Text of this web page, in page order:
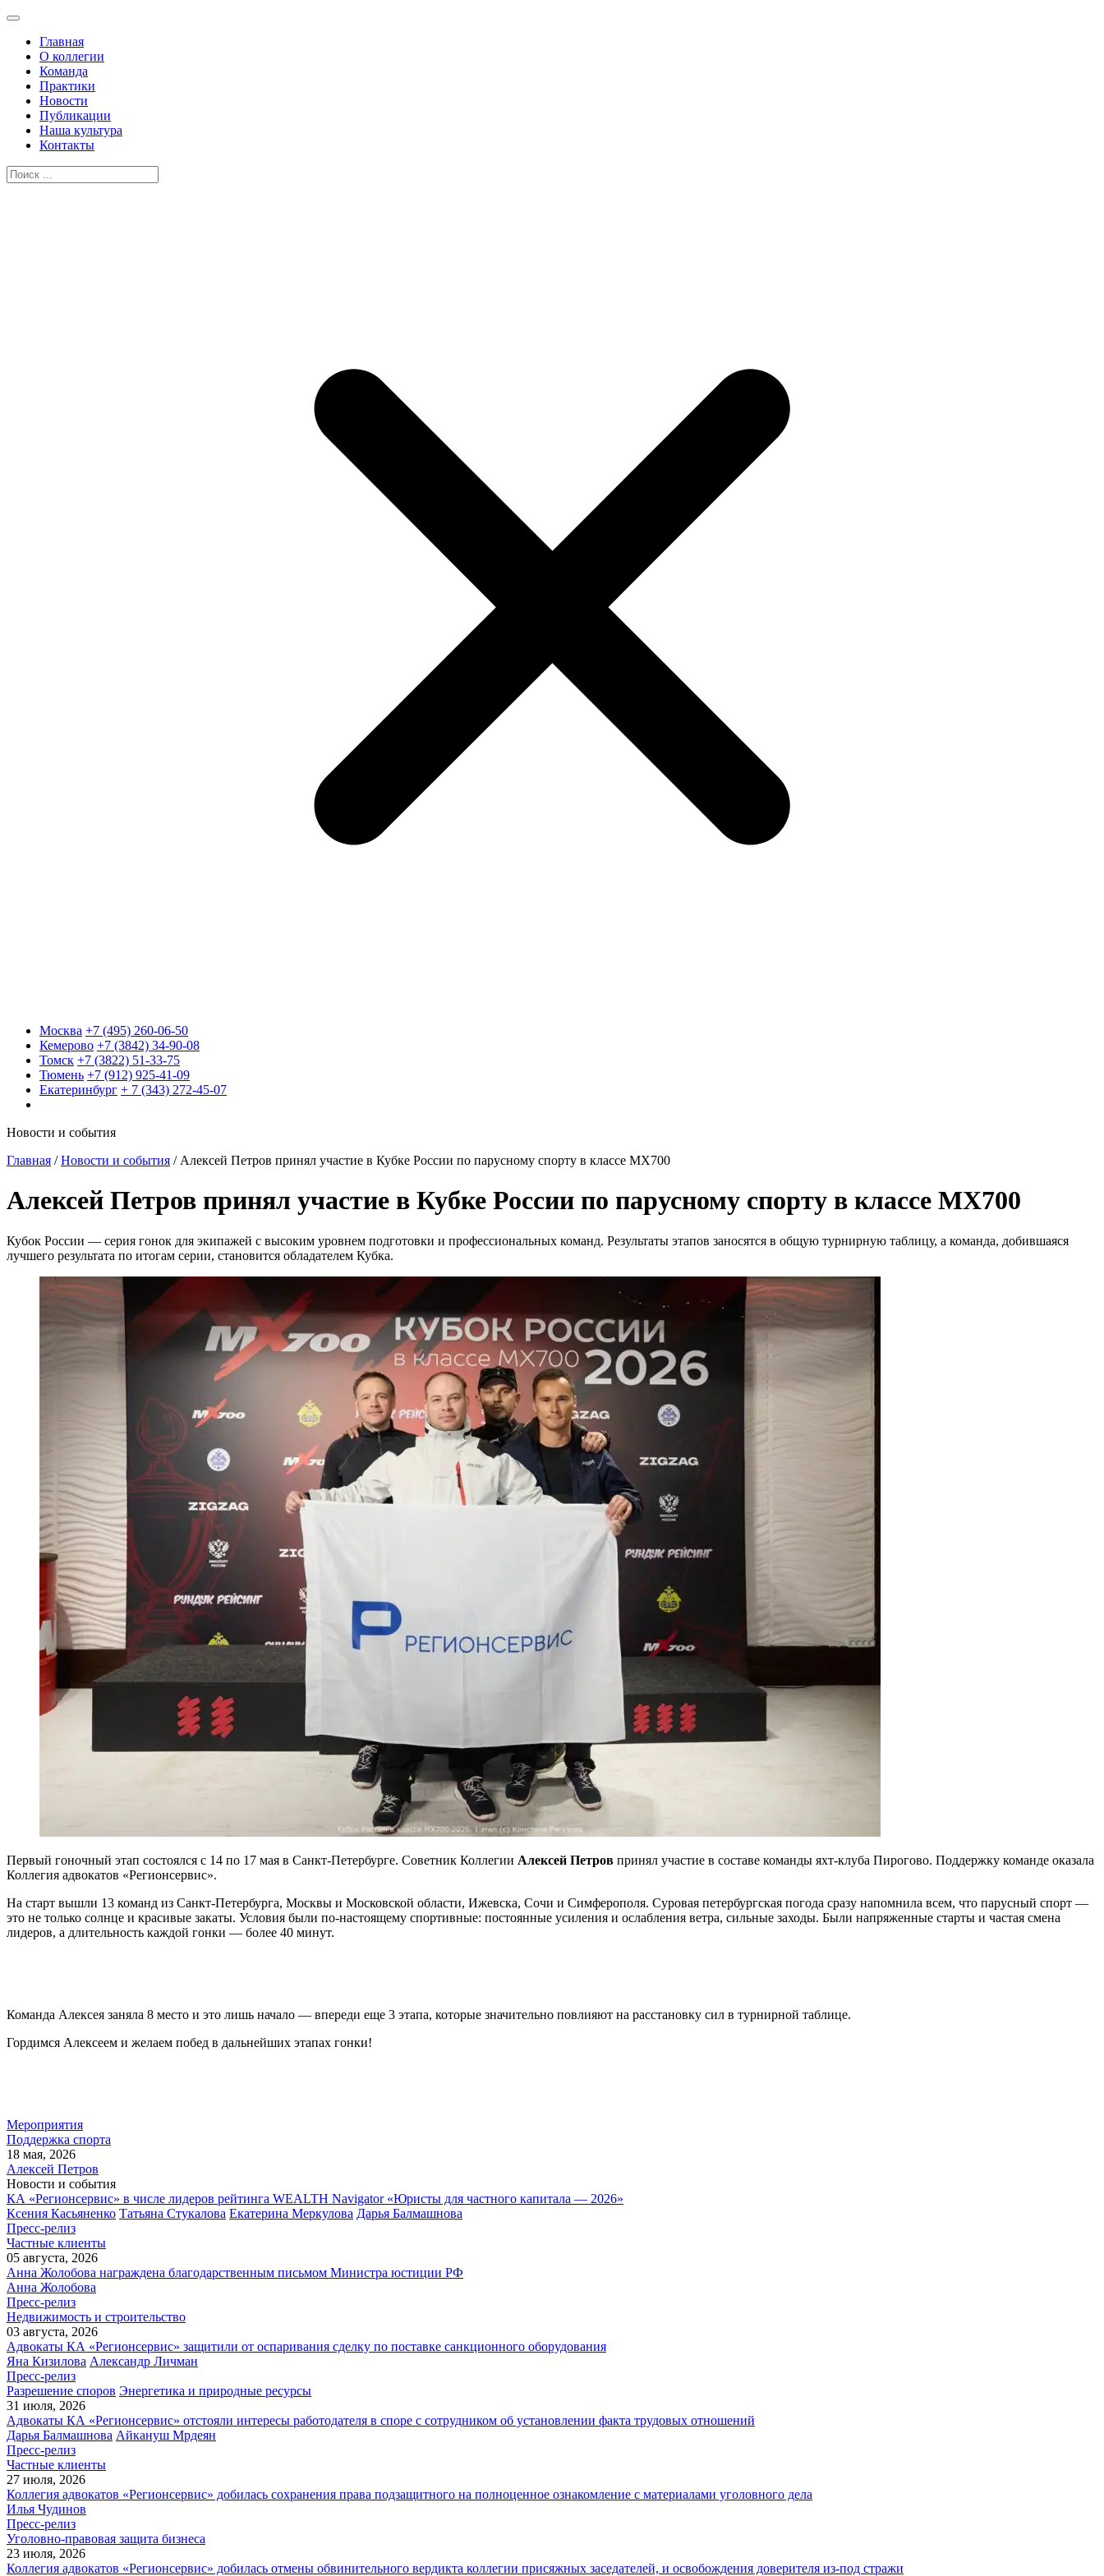
Главная
О коллегии
Команда
Практики
Новости
Публикации
Наша культура
Контакты
Москва +7 (495) 260-06-50
Кемерово +7 (3842) 34-90-08
Томск +7 (3822) 51-33-75
Тюмень +7 (912) 925-41-09
Екатеринбург + 7 (343) 272-45-07
Новости и события
Главная /Новости и события / Алексей Петров принял участие в Кубке России по парусному спорту в классе MX700
Алексей Петров принял участие в Кубке России по парусному спорту в классе MX700
Кубок России — серия гонок для экипажей с высоким уровнем подготовки и профессиональных команд. Результаты этапов заносятся в общую турнирную таблицу, а команда, добившаяся
лучшего результата по итогам серии, становится обладателем Кубка.
Первый гоночный этап состоялся с 14 по 17 мая в Санкт-Петербурге. Советник Коллегии Алексей Петров принял участие в составе команды яхт-клуба Пирогово. Поддержку команде оказала
Коллегия адвокатов «Регионсервис».
На старт вышли 13 команд из Санкт-Петербурга, Москвы и Московской области, Ижевска, Сочи и Симферополя. Суровая петербургская погода сразу напомнила всем, что парусный спорт —
это не только солнце и красивые закаты. Условия были по-настоящему спортивные: постоянные усиления и ослабления ветра, сильные заходы. Были напряженные старты и частая смена
лидеров, а длительность каждой гонки — более 40 минут.
Команда Алексея заняла 8 место и это лишь начало — впереди еще 3 этапа, которые значительно повлияют на расстановку сил в турнирной таблице.
Гордимся Алексеем и желаем побед в дальнейших этапах гонки!
Мероприятия
Поддержка спорта
18 мая, 2026
Алексей Петров
Новости и события
КА «Регионсервис» в числе лидеров рейтинга WEALTH Navigator «Юристы для частного капитала — 2026»
Ксения Касьяненко Татьяна Стукалова Екатерина Меркулова Дарья Балмашнова
Пресс-релиз
Частные клиенты
05 августа, 2026
Анна Жолобова награждена благодарственным письмом Министра юстиции РФ
Анна Жолобова
Пресс-релиз
Недвижимость и строительство
03 августа, 2026
Адвокаты КА «Регионсервис» защитили от оспаривания сделку по поставке санкционного оборудования
Яна Кизилова Александр Личман
Пресс-релиз
Разрешение споров Энергетика и природные ресурсы
31 июля, 2026
Адвокаты КА «Регионсервис» отстояли интересы работодателя в споре с сотрудником об установлении факта трудовых отношений
Дарья Балмашнова Айкануш Мрдеян
Пресс-релиз
Частные клиенты
27 июля, 2026
Коллегия адвокатов «Регионсервис» добилась сохранения права подзащитного на полноценное ознакомление с материалами уголовного дела
Илья Чудинов
Пресс-релиз
Уголовно-правовая защита бизнеса
23 июля, 2026
Коллегия адвокатов «Регионсервис» добилась отмены обвинительного вердикта коллегии присяжных заседателей, и освобождения доверителя из-под стражи